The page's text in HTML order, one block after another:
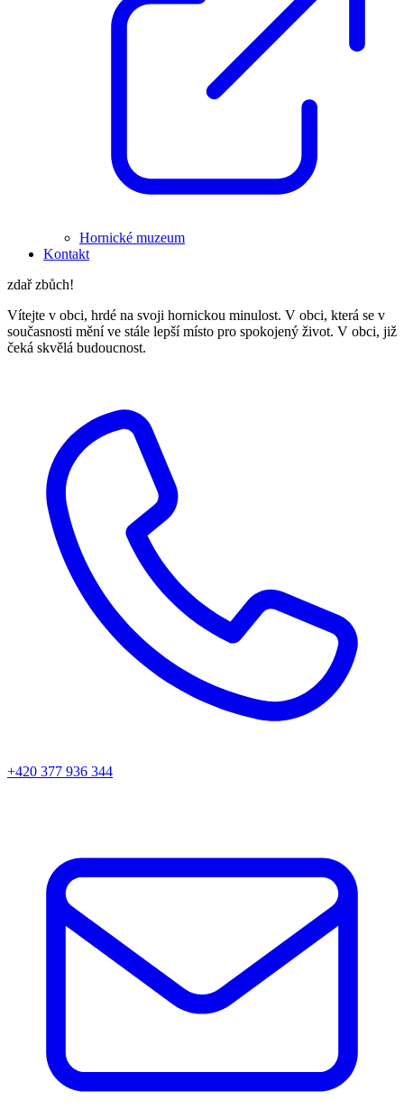
Hornické muzeum
Kontakt
zdař zbůch!
Vítejte v obci, hrdé na svoji hornickou minulost. V obci, která se v
současnosti mění ve stále lepší místo pro spokojený život. V obci, již
čeká skvělá budoucnost.
+420 377 936 344